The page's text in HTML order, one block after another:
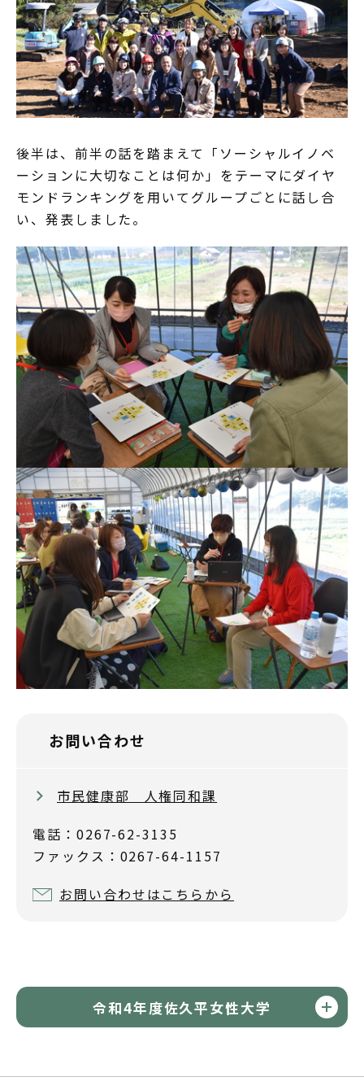
後半は、前半の話を踏まえて「ソーシャルイノベ
ーションに大切なことは何か」をテーマにダイヤ
モンドランキングを用いてグループごとに話し合
い、発表しました。
お問い合わせ
市民健康部 人権同和課
電話：0267-62-3135
ファックス：0267-64-1157
お問い合わせはこちらから
令和4年度佐久平女性大学